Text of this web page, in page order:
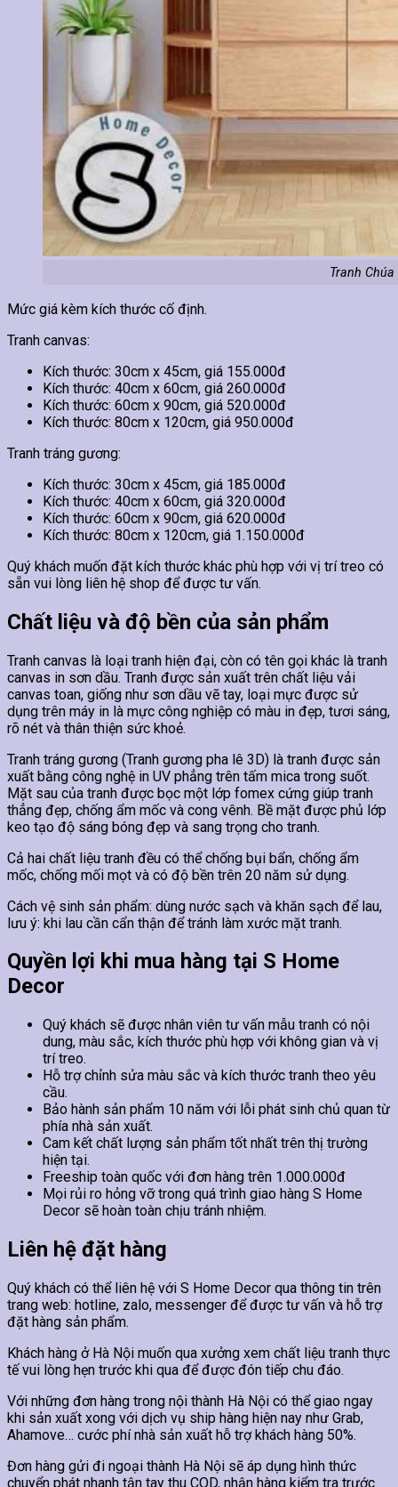
Tranh
Mức giá kèm kích thước cố định.
Tranh canvas:
Kích thước: 30cm x 45cm, giá 155.000đ
Kích thước: 40cm x 60cm, giá 260.000đ
Kích thước: 60cm x 90cm, giá 520.000đ
Kích thước: 80cm x 120cm, giá 950.000đ
Tranh tráng gương:
Kích thước: 30cm x 45cm, giá 185.000đ
Kích thước: 40cm x 60cm, giá 320.000đ
Kích thước: 60cm x 90cm, giá 620.000đ
Kích thước: 80cm x 120cm, giá 1.150.000đ
Quý khách muốn đặt kích thước khác phù hợp với vị trí treo có
sẵn vui lòng liên hệ shop để được tư vấn.
Chất liệu và độ bền của sản phẩm
Tranh canvas là loại tranh hiện đại, còn có tên gọi khác là tranh
canvas in sơn dầu. Tranh được sản xuất trên chất liệu vải
canvas toan, giống như sơn dầu vẽ tay, loại mực được sử
dụng trên máy in là mực công nghiệp có màu in đẹp, tươi sáng,
rõ nét và thân thiện sức khoẻ.
Tranh tráng gương (Tranh gương pha lê 3D) là tranh được sản
xuất bằng công nghệ in UV phẳng trên tấm mica trong suốt.
Mặt sau của tranh được bọc một lớp fomex cứng giúp tranh
thẳng đẹp, chống ẩm mốc và cong vênh. Bề mặt được phủ lớp
keo tạo độ sáng bóng đẹp và sang trọng cho tranh.
Cả hai chất liệu tranh đều có thể chống bụi bẩn, chống ẩm
mốc, chống mối mọt và có độ bền trên 20 năm sử dụng.
Cách vệ sinh sản phẩm: dùng nước sạch và khăn sạch để lau,
lưu ý: khi lau cần cẩn thận để tránh làm xước mặt tranh.
Quyền lợi khi mua hàng tại S Home
Decor
Quý khách sẽ được nhân viên tư vấn mẫu tranh có nội
dung, màu sắc, kích thước phù hợp với không gian và vị
trí treo.
Hỗ trợ chỉnh sửa màu sắc và kích thước tranh theo yêu
cầu.
Bảo hành sản phẩm 10 năm với lỗi phát sinh chủ quan từ
phía nhà sản xuất.
Cam kết chất lượng sản phẩm tốt nhất trên thị trường
hiện tại.
Freeship toàn quốc với đơn hàng trên 1.000.000đ
Mọi rủi ro hỏng vỡ trong quá trình giao hàng S Home
Decor sẽ hoàn toàn chịu tránh nhiệm.
Liên hệ đặt hàng
Quý khách có thể liên hệ với S Home Decor qua thông tin trên
trang web: hotline, zalo, messenger để được tư vấn và hỗ trợ
đặt hàng sản phẩm.
Khách hàng ở Hà Nội muốn qua xưởng xem chất liệu tranh thực
tế vui lòng hẹn trước khi qua để được đón tiếp chu đáo.
Với những đơn hàng trong nội thành Hà Nội có thể giao ngay
khi sản xuất xong với dịch vụ ship hàng hiện nay như Grab,
Ahamove… cước phí nhà sản xuất hỗ trợ khách hàng 50%.
Đơn hàng gửi đi ngoại thành Hà Nội sẽ áp dụng hình thức
chuyển phát nhanh tận tay thu COD, nhận hàng kiểm tra trước